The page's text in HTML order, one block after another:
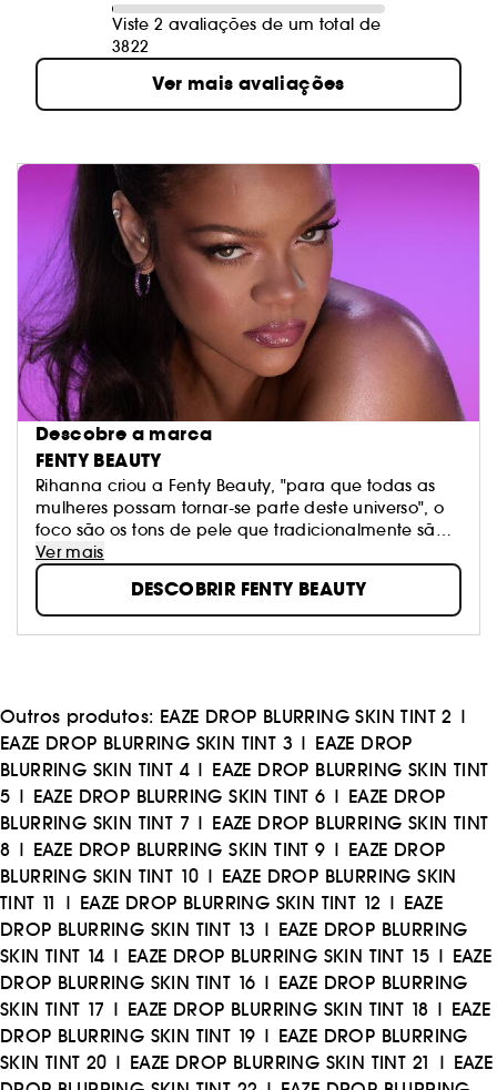
Viste 2 avaliações de um total de
3822
Ver mais avaliações
Descobre a marca
FENTY BEAUTY
Rihanna criou a Fenty Beauty, "para que todas as
mulheres possam tornar-se parte deste universo", o
foco são os tons de pele que tradicionalmente são
difíceis de combinar, com fórmulas para todos os
tipos de pele. A visão de Rihanna é inspirar: "Diverte-
te com a tua maquilhagem. Não te sintas
pressionada a usar uma maquilhagem em
particular. Sente-te livre para arriscar. Tenta fazer
Ver mais
DESCOBRIR FENTY BEAUTY
Outros produtos: EAZE DROP BLURRING SKIN TINT 2 |
EAZE DROP BLURRING SKIN TINT 3 | EAZE DROP
BLURRING SKIN TINT 4 | EAZE DROP BLURRING SKIN TINT
5 | EAZE DROP BLURRING SKIN TINT 6 | EAZE DROP
BLURRING SKIN TINT 7 | EAZE DROP BLURRING SKIN TINT
8 | EAZE DROP BLURRING SKIN TINT 9 | EAZE DROP
BLURRING SKIN TINT 10 | EAZE DROP BLURRING SKIN
TINT 11 | EAZE DROP BLURRING SKIN TINT 12 | EAZE
DROP BLURRING SKIN TINT 13 | EAZE DROP BLURRING
SKIN TINT 14 | EAZE DROP BLURRING SKIN TINT 15 | EAZE
DROP BLURRING SKIN TINT 16 | EAZE DROP BLURRING
SKIN TINT 17 | EAZE DROP BLURRING SKIN TINT 18 | EAZE
DROP BLURRING SKIN TINT 19 | EAZE DROP BLURRING
SKIN TINT 20 | EAZE DROP BLURRING SKIN TINT 21 | EAZE